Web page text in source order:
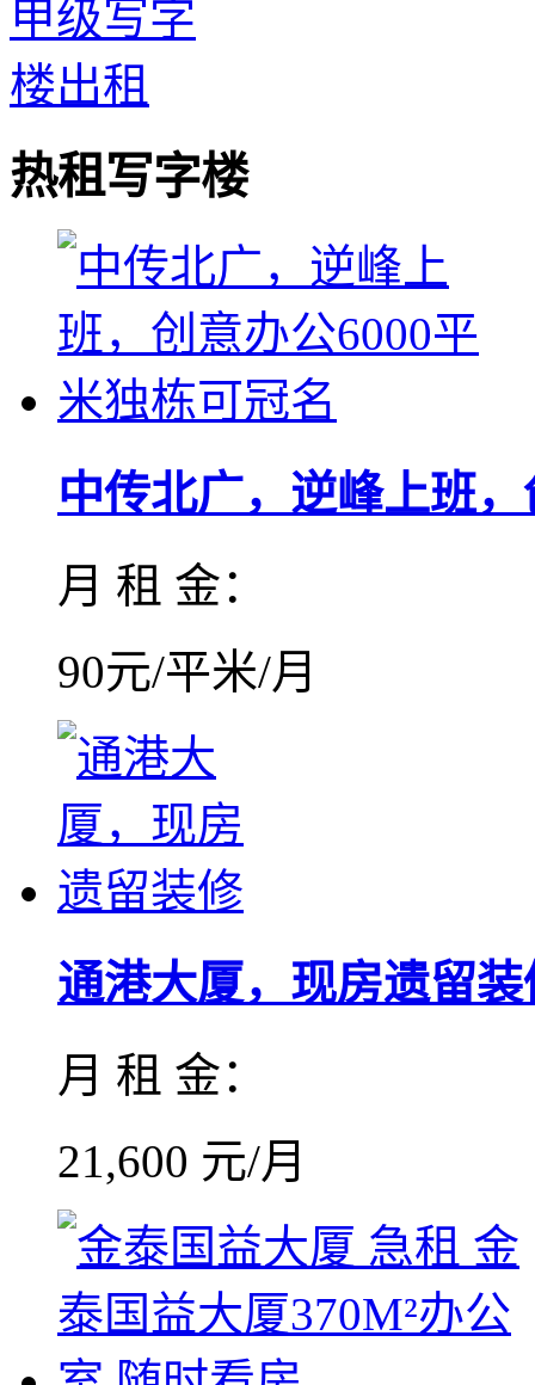
热租写字楼
中传北广，逆峰上班
月 租 金：
90元/平米/月
通港大厦，现房遗留装
月 租 金：
21,600 元/月